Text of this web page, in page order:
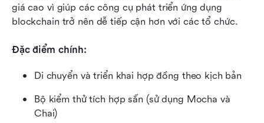
giá cao vì giúp các công cụ phát triển ứng dụng
blockchain trở nên dễ tiếp cận hơn với các tổ chức.
Đặc điểm chính:
Di chuyển và triển khai hợp đồng theo kịch bản
Bộ kiểm thử tích hợp sẵn (sử dụng Mocha và
Chai)